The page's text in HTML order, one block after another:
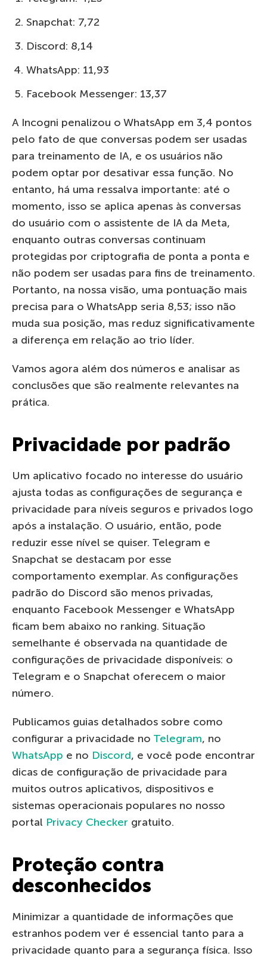
Snapchat: 7,72
Discord: 8,14
WhatsApp: 11,93
Facebook Messenger: 13,37
A Incogni penalizou o WhatsApp em 3,4 pontos
pelo fato de que conversas podem ser usadas
para treinamento de IA, e os usuários não
podem optar por desativar essa função. No
entanto, há uma ressalva importante: até o
momento, isso se aplica apenas às conversas
do usuário com o assistente de IA da Meta,
enquanto outras conversas continuam
protegidas por criptografia de ponta a ponta e
não podem ser usadas para fins de treinamento.
Portanto, na nossa visão, uma pontuação mais
precisa para o WhatsApp seria 8,53; isso não
muda sua posição, mas reduz significativamente
a diferença em relação ao trio líder.
Vamos agora além dos números e analisar as
conclusões que são realmente relevantes na
prática.
Privacidade por padrão
Um aplicativo focado no interesse do usuário
ajusta todas as configurações de segurança e
privacidade para níveis seguros e privados logo
após a instalação. O usuário, então, pode
reduzir esse nível se quiser. Telegram e
Snapchat se destacam por esse
comportamento exemplar. As configurações
padrão do Discord são menos privadas,
enquanto Facebook Messenger e WhatsApp
ficam bem abaixo no ranking. Situação
semelhante é observada na quantidade de
configurações de privacidade disponíveis: o
Telegram e o Snapchat oferecem o maior
número.
Publicamos guias detalhados sobre como
configurar a privacidade no Telegram, no
WhatsApp e no Discord, e você pode encontrar
dicas de configuração de privacidade para
muitos outros aplicativos, dispositivos e
sistemas operacionais populares no nosso
portal Privacy Checker gratuito.
Proteção contra
desconhecidos
Minimizar a quantidade de informações que
estranhos podem ver é essencial tanto para a
privacidade quanto para a segurança física. Isso